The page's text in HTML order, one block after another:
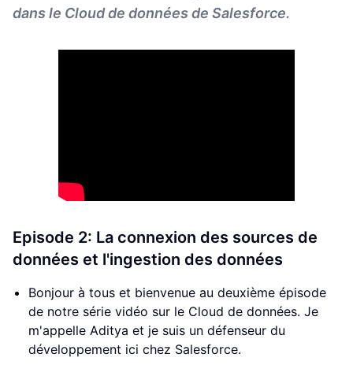
dans le Cloud de données de Salesforce.
Episode 2: La connexion des sources de
données et l'ingestion des données
Bonjour à tous et bienvenue au deuxième épisode
de notre série vidéo sur le Cloud de données. Je
m'appelle Aditya et je suis un défenseur du
développement ici chez Salesforce.